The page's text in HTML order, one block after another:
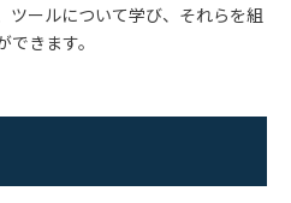
ツールについて学び、それらを組
きます。